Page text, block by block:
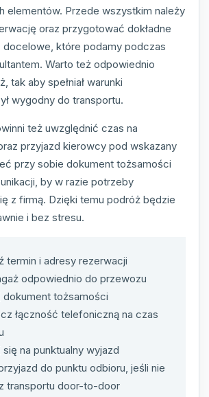
elementów. Przede wszystkim należy
oraz przygotować dokładne
docelowe, które podamy podczas
Warto też odpowiednio
tak aby spełniał warunki
wygodny do transportu.
też uwzględnić czas na
przyjazd kierowcy pod wskazany
przy sobie dokument tożsamości
by w razie potrzeby
z firmą. Dzięki temu podróż będzie
i bez stresu.
termin i adresy rezerwacji
odpowiednio do przewozu
dokument tożsamości
łączność telefoniczną na czas
na punktualny wyjazd
do punktu odbioru, jeśli nie
transportu door-to-door